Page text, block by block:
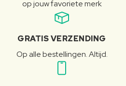
op jouw favoriete merk
GRATIS VERZENDING
Op alle bestellingen. Altijd.